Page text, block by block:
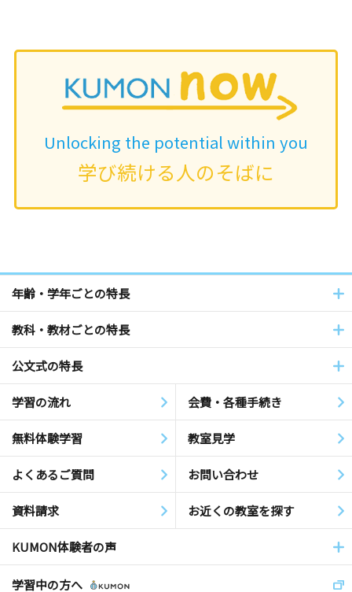
Unlocking the potential within you
学び続ける人のそばに
年齢・学年ごとの特長
教科・教材ごとの特長
公文式の特長
学習の流れ 会費・各種手続き
無料体験学習 教室見学
よくあるご質問 お問い合わせ
資料請求 お近くの教室を探す
KUMON体験者の声
学習中の方へ